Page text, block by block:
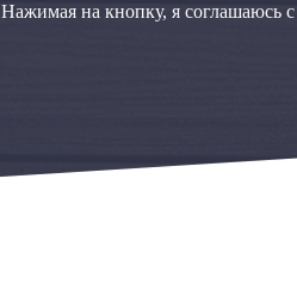
Нажимая на кнопку, я соглашаюсь с